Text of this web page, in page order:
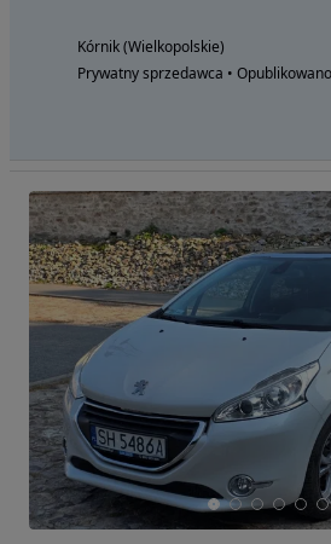
Kórnik (Wielkopolskie)
Prywatny sprzedawca • Opublikowano